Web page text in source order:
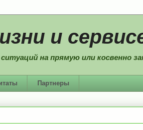
и
на прямую или косвенно
Партнеры